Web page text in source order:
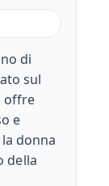
di
sul
offre
e
donna
della